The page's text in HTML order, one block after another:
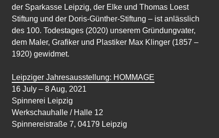
der Sparkasse Leipzig, der Elke und Thomas Loest
Stiftung und der Doris-Günther-Stiftung – ist anlässlich
des 100. Todestages (2020) unserem Gründungvater,
dem Maler, Grafiker und Plastiker Max Klinger (1857 –
1920) gewidmet.
Leipziger Jahresausstellung: HOMMAGE
16 July – 8 Aug, 2021
Spinnerei Leipzig
Werkschauhalle / Halle 12
Spinnereistraße 7, 04179 Leipzig